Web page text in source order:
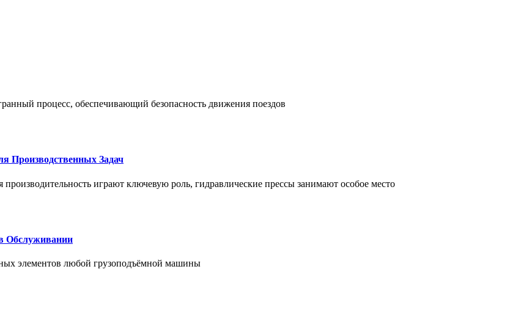
процесс, обеспечивающий безопасность движения поездов
Производственных Задач
играют ключевую роль, гидравлические прессы занимают особое место
Обслуживании
элементов любой грузоподъёмной машины